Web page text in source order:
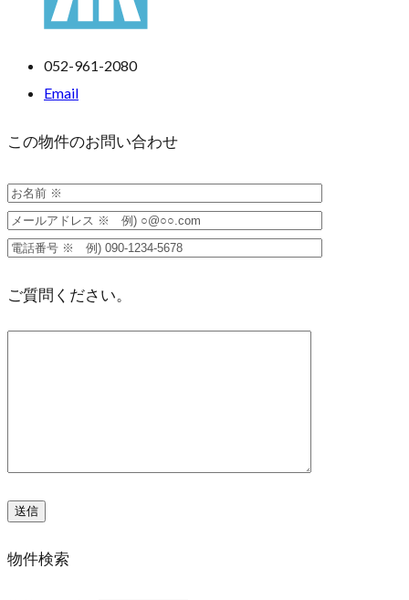
052-961-2080
Email
この物件のお問い合わせ
ご質問ください。
物件検索